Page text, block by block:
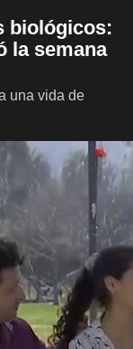
biológicos:
la semana
una vida de